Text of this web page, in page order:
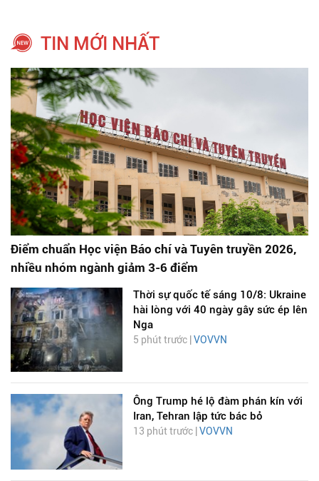
TIN MỚI NHẤT
Điểm chuẩn Học viện Báo chí và Tuyên truyền 2026,
nhiều nhóm ngành giảm 3-6 điểm
Thời sự quốc tế sáng 10/8: Ukraine
hài lòng với 40 ngày gây sức ép lên
Nga
5 phút trước | VOVVN
Ông Trump hé lộ đàm phán kín với
Iran, Tehran lập tức bác bỏ
13 phút trước | VOVVN